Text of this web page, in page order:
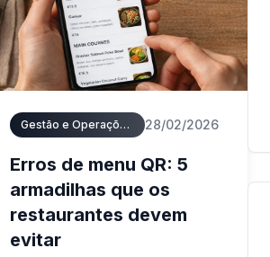
Gestão e Operações de Cardápios 28/02/2026
Erros de menu QR: 5
armadilhas que os
restaurantes devem
evitar